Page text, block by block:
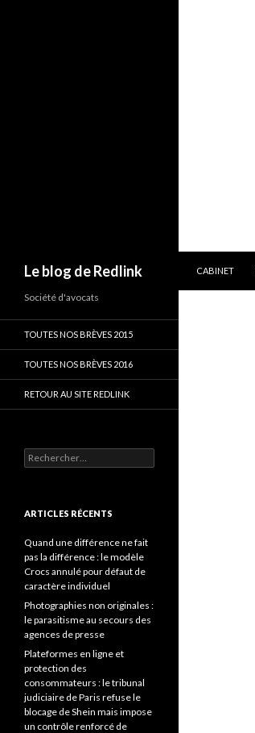
Le blog de Redlink
CABINET
Société d'avocats
TOUTES NOS BRÈVES 2015
TOUTES NOS BRÈVES 2016
RETOUR AU SITE REDLINK
Rechercher :
ARTICLES RÉCENTS
Quand une différence ne fait
pas la différence : le modèle
Crocs annulé pour défaut de
caractère individuel
Photographies non originales :
le parasitisme au secours des
agences de presse
Plateformes en ligne et
protection des
consommateurs : le tribunal
judiciaire de Paris refuse le
blocage de Shein mais impose
un contrôle renforcé de